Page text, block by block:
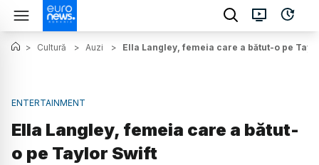
> Cultură > Auzi > Ella Langley, femeia care a bătut-o pe
ENTERTAINMENT
Ella Langley, femeia care a bătut-
o pe Taylor Swift